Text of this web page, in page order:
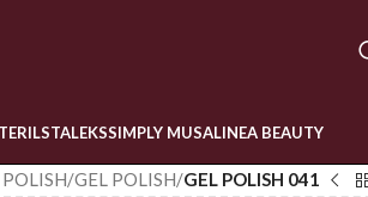
STALEKSSIMPLY MUSALINEA BEAUTY
/GEL POLISH/GEL POLISH 041